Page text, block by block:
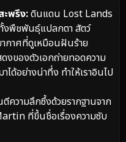
พรึง:ดินแดน Lost Lands
งพืชพันธุ์แปลกตา สัตว์
กาศที่ดูเหมือนฝันร้าย
งของตัวเอกถ่ายทอดความ
ได้อย่างน่าทึ่ง ทำให้เราอินไป
ตีความลึกซึ้งด้วยรากฐานจาก
ที่ขึ้นชื่อเรื่องความซับ